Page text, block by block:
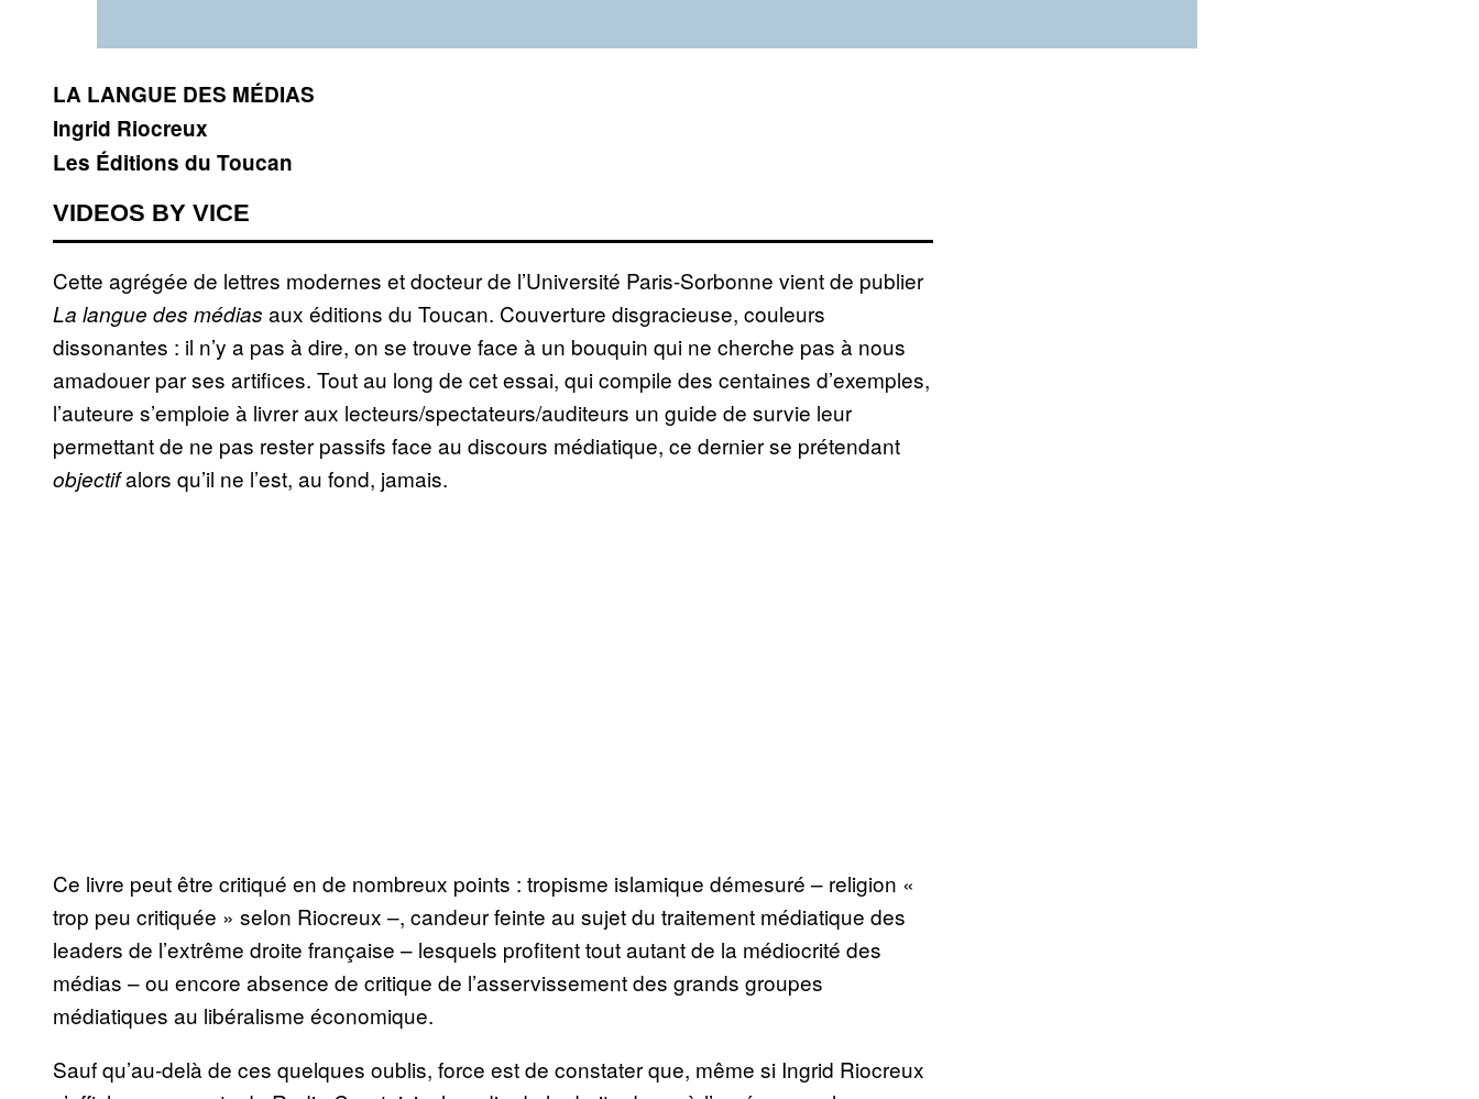
LA LANGUE DES MÉDIAS
Ingrid Riocreux
Les Éditions du Toucan
VIDEOS BY VICE
Cette agrégée de lettres modernes et docteur de l’Université Paris-Sorbonne vient de publier
La langue des médias aux éditions du Toucan. Couverture disgracieuse, couleurs
dissonantes : il n’y a pas à dire, on se trouve face à un bouquin qui ne cherche pas à nous
amadouer par ses artifices. Tout au long de cet essai, qui compile des centaines d’exemples,
l’auteure s’emploie à livrer aux lecteurs/spectateurs/auditeurs un guide de survie leur
permettant de ne pas rester passifs face au discours médiatique, ce dernier se prétendant
objectifalors qu’il ne l’est, au fond, jamais.
Ce livre peut être critiqué en de nombreux points : tropisme islamique démesuré – religion «
trop peu critiquée » selon Riocreux –, candeur feinte au sujet du traitement médiatique des
leaders de l’extrême droite française – lesquels profitent tout autant de la médiocrité des
médias – ou encore absence de critique de l’asservissement des grands groupes
médiatiques au libéralisme économique.
Sauf qu’au-delà de ces quelques oublis, force est de constater que, même si Ingrid Riocreux